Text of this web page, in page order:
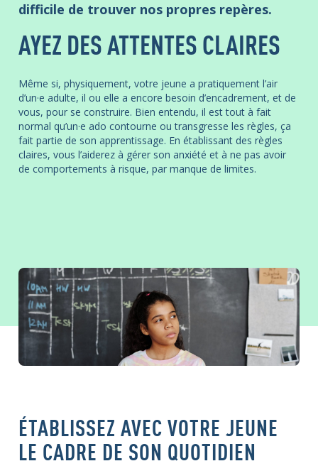
difficile de trouver nos propres repères.
AYEZ DES ATTENTES CLAIRES
Même si, physiquement, votre jeune a pratiquement l’air
d’un·e adulte, il ou elle a encore besoin d’encadrement, et de
vous, pour se construire. Bien entendu, il est tout à fait
normal qu’un·e ado contourne ou transgresse les règles, ça
fait partie de son apprentissage. En établissant des règles
claires, vous l’aiderez à gérer son anxiété et à ne pas avoir
de comportements à risque, par manque de limites.
ÉTABLISSEZ AVEC VOTRE JEUNE
LE CADRE DE SON QUOTIDIEN